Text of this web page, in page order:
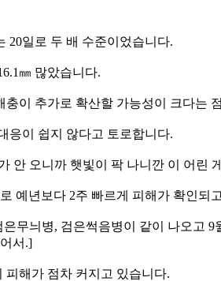
20일로 두 배 수준이었습니다.
㎜ 많았습니다.
이 추가로 확산할 가능성이 크다는
응이 쉽지 않다고 토로합니다.
안 오니까 햇빛이 팍 나니깐 이 어
예년보다 2주 빠르게 피해가 확인되
무늬병, 검은썩음병이 같이 나오고
서.]
피해가 점차 커지고 있습니다.